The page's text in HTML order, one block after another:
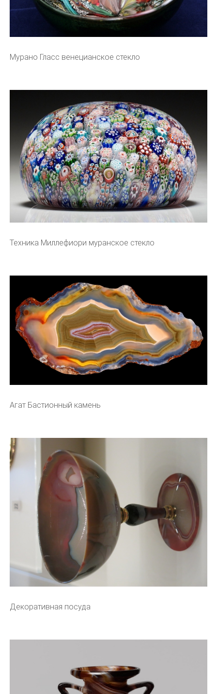
Мурано Гласс венецианское стекло
Техника Миллефиори муранское стекло
Агат Бастионный камень
Декоративная посуда